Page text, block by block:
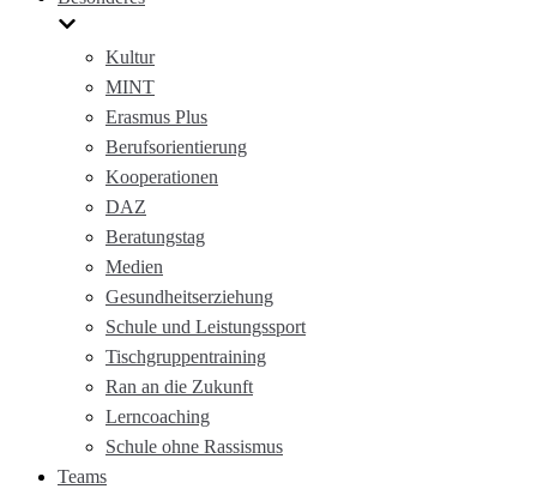
Kultur
MINT
Erasmus Plus
Berufsorientierung
Kooperationen
DAZ
Beratungstag
Medien
Gesundheitserziehung
Schule und Leistungssport
Tischgruppentraining
Ran an die Zukunft
Lerncoaching
Schule ohne Rassismus
Teams